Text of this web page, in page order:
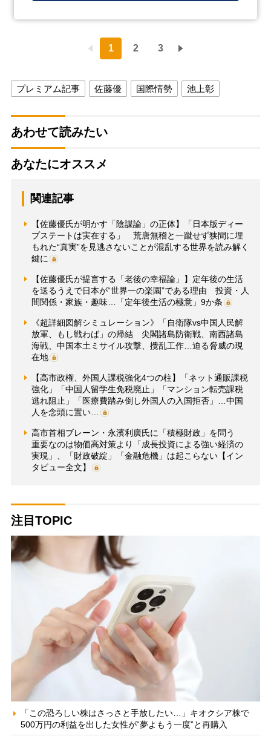
1 2 3
プレミアム記事 佐藤優 国際情勢 池上彰
あわせて読みたい
あなたにオススメ
関連記事
【佐藤優氏が明かす「陰謀論」の正体】「日本版ディー
プステートは実在する」 荒唐無稽と一蹴せず狭間に埋
もれた“真実”を見逃さないことが混乱する世界を読み解く
鍵に
【佐藤優氏が提言する「老後の幸福論」】定年後の生活
を送るうえで日本が“世界一の楽園”である理由 投資・人
間関係・家族・趣味…「定年後生活の極意」9か条
《超詳細図解シミュレーション》「自衛隊vs中国人民解
放軍、もし戦わば」の帰結 尖閣諸島防衛戦、南西諸島
海戦、中国本土ミサイル攻撃、攪乱工作…迫る脅威の現
在地
【高市政権、外国人課税強化4つの柱】「ネット通販課税
強化」「中国人留学生免税廃止」「マンション転売課税
逃れ阻止」「医療費踏み倒し外国人の入国拒否」…中国
人を念頭に置い…
高市首相ブレーン・永濱利廣氏に「積極財政」を問う
重要なのは物価高対策より「成長投資による強い経済の
実現」、「財政破綻」「金融危機」は起こらない【イン
タビュー全文】
注目TOPIC
「この恐ろしい株はさっさと手放したい…」キオクシア株で
500万円の利益を出した女性が“夢よもう一度”と再購入